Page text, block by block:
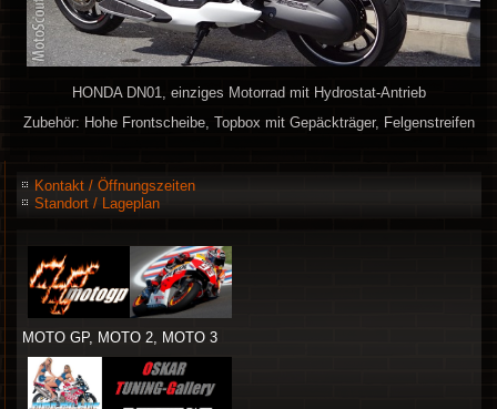
HONDA DN01, einziges Motorrad mit Hydrostat-Antrieb
Zubehör: Hohe Frontscheibe, Topbox mit Gepäckträger, Felgenstreifen
Kontakt / Öffnungszeiten
Standort / Lageplan
MOTO GP, MOTO 2, MOTO 3